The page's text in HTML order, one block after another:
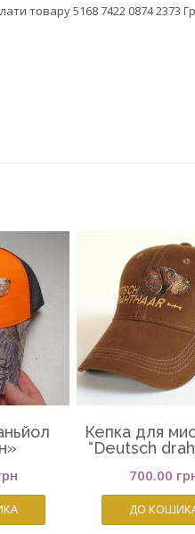
товару 5168 7422 0874 2373
Кепка для
“Deutsch
700.00
ДО